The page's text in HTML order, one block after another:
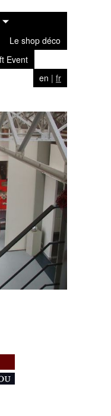
Le shop déco
Event
en | fr